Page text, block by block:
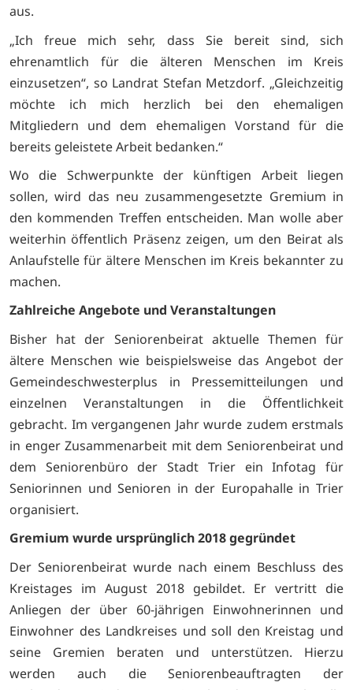
aus.
„Ich freue mich sehr, dass Sie bereit sind, sich
ehrenamtlich für die älteren Menschen im Kreis
einzusetzen“, so Landrat Stefan Metzdorf. „Gleichzeitig
möchte ich mich herzlich bei den ehemaligen
Mitgliedern und dem ehemaligen Vorstand für die
bereits geleistete Arbeit bedanken.“
Wo die Schwerpunkte der künftigen Arbeit liegen
sollen, wird das neu zusammengesetzte Gremium in
den kommenden Treffen entscheiden. Man wolle aber
weiterhin öffentlich Präsenz zeigen, um den Beirat als
Anlaufstelle für ältere Menschen im Kreis bekannter zu
machen.
Zahlreiche Angebote und Veranstaltungen
Bisher hat der Seniorenbeirat aktuelle Themen für
ältere Menschen wie beispielsweise das Angebot der
Gemeindeschwesterplus in Pressemitteilungen und
einzelnen Veranstaltungen in die Öffentlichkeit
gebracht. Im vergangenen Jahr wurde zudem erstmals
in enger Zusammenarbeit mit dem Seniorenbeirat und
dem Seniorenbüro der Stadt Trier ein Infotag für
Seniorinnen und Senioren in der Europahalle in Trier
organisiert.
Gremium wurde ursprünglich2018 gegründet
Der Seniorenbeirat wurde nach einem Beschluss des
Kreistages im August 2018 gebildet. Er vertritt die
Anliegen der über 60-jährigen Einwohnerinnen und
Einwohner des Landkreises und soll den Kreistag und
seine Gremien beraten und unterstützen. Hierzu
werden auch die Seniorenbeauftragten der